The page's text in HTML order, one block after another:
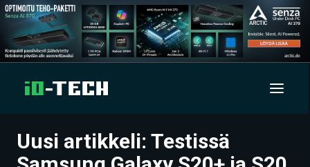
UUTISET
Uusi artikkeli: Testissä